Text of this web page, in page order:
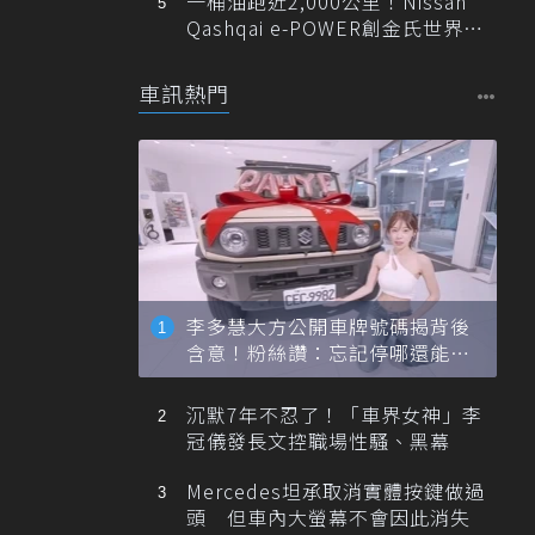
Qashqai e-POWER創金氏世界紀
車訊熱門
李多慧大方公開車牌號碼揭背後
含意！粉絲讚：忘記停哪還能幫
忙找車
沉默7年不忍了！「車界女神」李
冠儀發長文控職場性騷、黑幕
Mercedes坦承取消實體按鍵做過
頭 但車內大螢幕不會因此消失